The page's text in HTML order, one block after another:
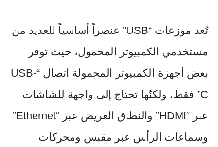
تُعد موزعات “USB” عنصراً أساسياً للعديد من
مستخدمي الكمبيوتر المحمول، حيث توفر
بعض أجهزة الكمبيوتر المحمولة اتصال “USB-
C” فقط، ولكنّها تحتاج إلى واجهة للشاشات
عبر “HDMI” والنطاق العريض عبر “Ethernet”
وسماعات الرأس عبر مقبس ومحركات